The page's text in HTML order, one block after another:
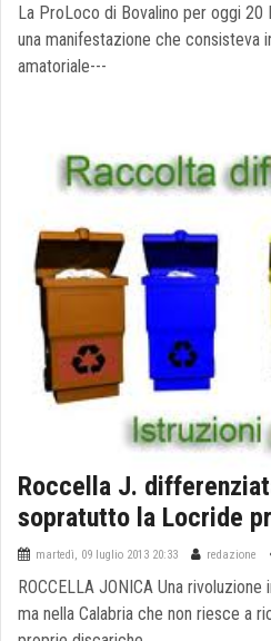
La ProLoco di Bovalino per oggi 20
una manifestazione che consisteva
amatoriale---
Roccella J.
sopratutto la Locride
martedì, 09 luglio 2013 20:33 redazione
ROCCELLA JONICA Una
ma nella Calabria che non riesce a